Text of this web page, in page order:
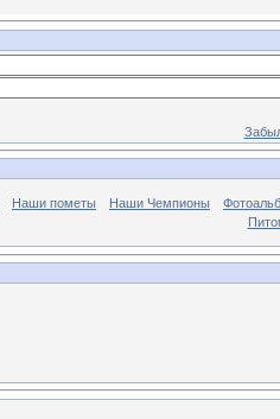
Наши пометы Наши Чемпионы